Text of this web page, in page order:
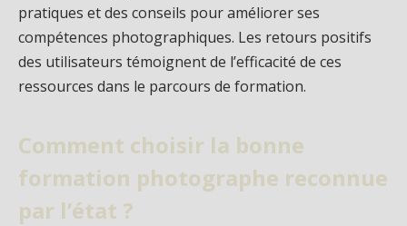
pratiques et des conseils pour améliorer ses
compétences photographiques. Les retours positifs
des utilisateurs témoignent de l’efficacité de ces
ressources dans le parcours de formation.
Comment choisir la bonne
formation photographe reconnue
par l’état ?